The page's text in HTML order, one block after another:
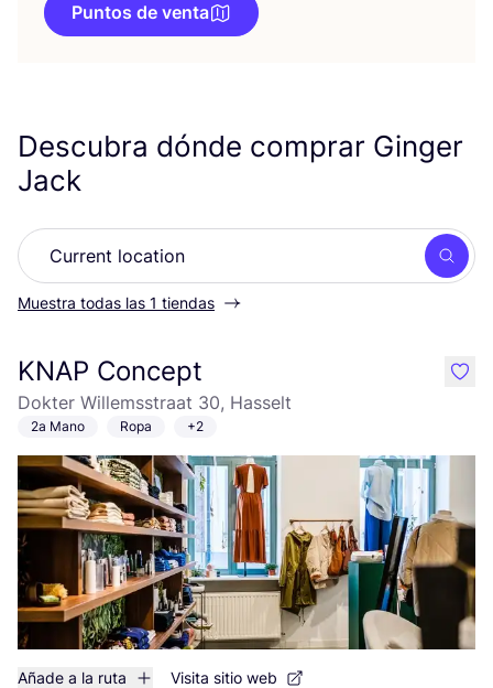
Puntos de venta
Descubra dónde comprar Ginger
Jack
Muestra todas las 1 tiendas
KNAP Concept
Dokter Willemsstraat 30, Hasselt
2a Mano Ropa +2
Añade a la ruta Visita sitio web
like